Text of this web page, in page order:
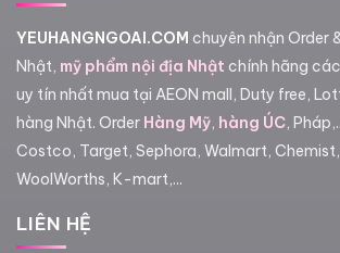
YEUHANGNGOAI.COM chuyên nhận Order
Nhật, mỹ phẩm nội địa Nhật chính hãng
uy tín nhất mua tại AEON mall, Duty free,
hàng Nhật. Order Hàng Mỹ, hàng ÚC,
Costco, Target, Sephora, Walmart,
WoolWorths, K-mart,...
LIÊN HỆ